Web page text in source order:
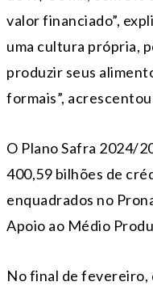
valor financiado”,
uma cultura própria,
produzir seus
formais”,
O Plano Safra 2024/
400,59 bilhões de
enquadrados no
Apoio ao Médio
No final de